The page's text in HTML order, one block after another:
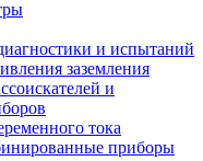
и испытаний
заземления
и
тока
приборы